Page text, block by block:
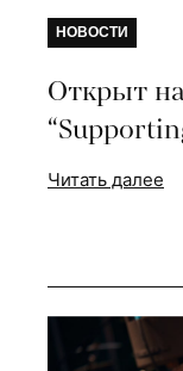
НОВОСТИ
Открыт
Читать далее